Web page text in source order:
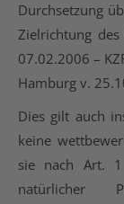
Durchsetzung
Zielrichtung
07.02.2006 –
Hamburg v.
Dies gilt auch
keine
sie nach Art.
natürlicher